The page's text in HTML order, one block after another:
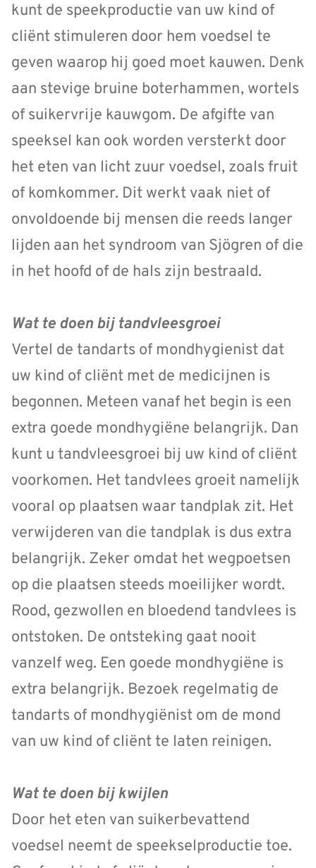
kunt de speekproductie van uw kind of
cliënt stimuleren door hem voedsel te
geven waarop hij goed moet kauwen. Denk
aan stevige bruine boterhammen, wortels
of suikervrije kauwgom. De afgifte van
speeksel kan ook worden versterkt door
het eten van licht zuur voedsel, zoals fruit
of komkommer. Dit werkt vaak niet of
onvoldoende bij mensen die reeds langer
lijden aan het syndroom van Sjögren of die
in het hoofd of de hals zijn bestraald.
Wat te doen bij tandvleesgroei
Vertel de tandarts of mondhygienist dat
uw kind of cliënt met de medicijnen is
begonnen. Meteen vanaf het begin is een
extra goede mondhygiëne belangrijk. Dan
kunt u tandvleesgroei bij uw kind of cliënt
voorkomen. Het tandvlees groeit namelijk
vooral op plaatsen waar tandplak zit. Het
verwijderen van die tandplak is dus extra
belangrijk. Zeker omdat het wegpoetsen
op die plaatsen steeds moeilijker wordt.
Rood, gezwollen en bloedend tandvlees is
ontstoken. De ontsteking gaat nooit
vanzelf weg. Een goede mondhygiëne is
extra belangrijk. Bezoek regelmatig de
tandarts of mondhygiënist om de mond
van uw kind of cliënt te laten reinigen.
Wat te doen bij kwijlen
Door het eten van suikerbevattend
voedsel neemt de speekselproductie toe.